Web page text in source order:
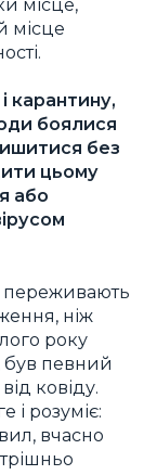
місце
карантину,
боялися
без
цьому
або
ніж
року
був певний
ковіду.
і розуміє:
вчасно